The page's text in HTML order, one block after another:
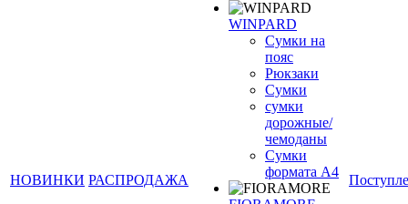
НОВИНКИ РАСПРОДАЖА
WINPARD
Сумки на
пояс
Рюкзаки
Сумки
сумки
дорожные/
чемоданы
Сумки
формата А4